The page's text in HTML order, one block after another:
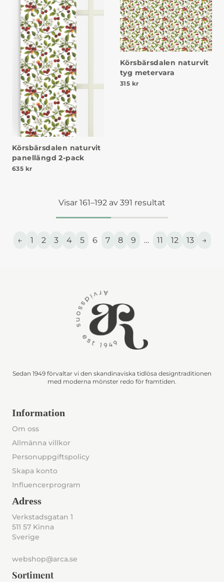
Körsbärsdalen naturvit
panellängd 2-pack
635 kr
Körsbärsdalen naturvit
tyg metervara
315 kr
Visar 161–192 av 391 resultat
← 1 2 3 4 5 6 7 8 9 … 11 12 13 →
Sedan 1949 förvaltar vi den skandinaviska tidlösa designtraditionen
med moderna mönster redo för framtiden.
Information
Om oss
Allmänna villkor
Personuppgiftspolicy
Skapa konto
Influencerprogram
Adress
Verkstadsgatan 1
511 57 Kinna
Sverige
webshop@arca.se
Sortiment